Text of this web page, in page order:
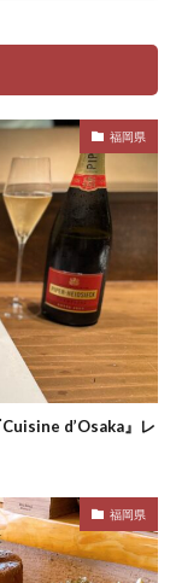
福岡県
d’Osaka』レ
福岡県